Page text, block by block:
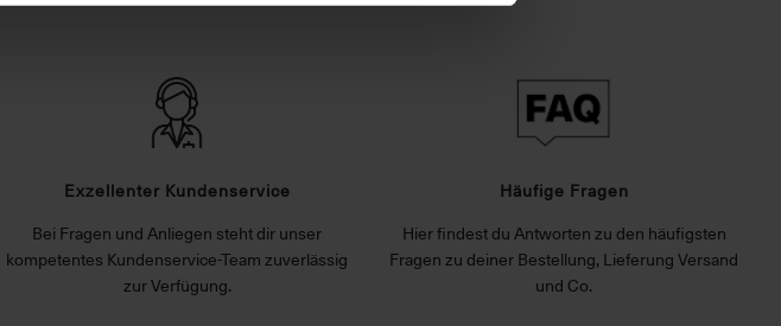
Exzellenter Kundenservice
Bei Fragen und Anliegen steht dir unser
kompetentes Kundenservice-Team zuverlässig
zur Verfügung.
Häufige Fragen
Hier findest du Antworten zu den häufigsten
Fragen zu deiner Bestellung, Lieferung Versand
und Co.